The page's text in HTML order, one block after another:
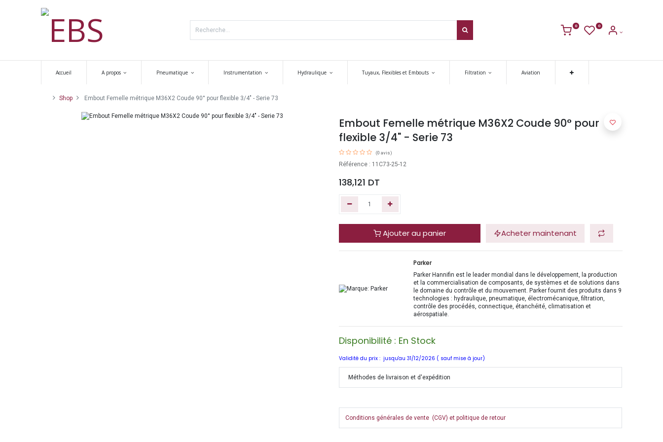
0 0
Accueil A propos Pneumatique Instrumentation Hydraulique Tuyaux, Flexibles et Embouts Filtration Aviation
Shop Embout Femelle métrique M36X2 Coude 90° pour flexible 3/4" - Serie 73
Embout Femelle métrique M36X2 Coude 90° pour
flexible 3/4" - Serie 73
(0 avis)
Référence : 11C73-25-12
138,121 DT
Ajouter au panier Acheter maintenant
Parker
Parker Hannifin est le leader mondial dans le développement, la production
et la commercialisation de composants, de systèmes et de solutions dans
le domaine du contrôle et du mouvement. Parker fournit des produits dans 9
technologies : hydraulique, pneumatique, électromécanique, filtration,
contrôle des procédés, connectique, étanchéité, climatisation et
aérospatiale.
Disponibilité : En Stock
Validité du prix : jusqu'au 31/12/2026 ( sauf mise à jour)
Méthodes de livraison et d'expédition
Conditions générales de vente (CGV) et politique de retour